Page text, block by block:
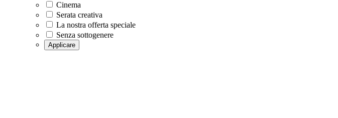
Cinema
Serata creativa
La nostra offerta speciale
Senza sottogenere
Applicare